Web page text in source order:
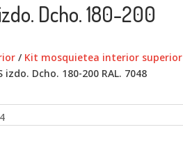
Dcho. 180-200
/ Kit mosquietea interior superior
Dcho. 180-200 RAL. 7048